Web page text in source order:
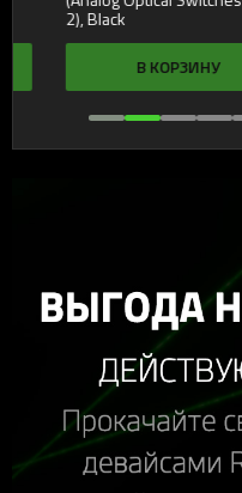
2), Black
В КОРЗИНУ